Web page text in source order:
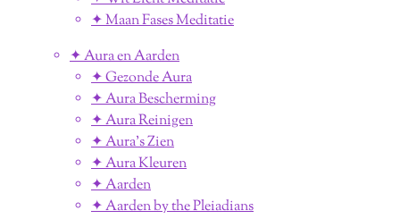
✦ Maan Fases Meditatie
✦ Aura en Aarden
✦ Gezonde Aura
✦ Aura Bescherming
✦ Aura Reinigen
✦ Aura's Zien
✦ Aura Kleuren
✦ Aarden
✦ Aarden by the Pleiadians